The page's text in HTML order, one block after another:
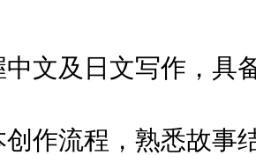
中文及日文写作，具
创作流程，熟悉故事